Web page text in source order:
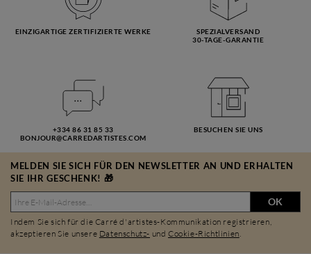
EINZIGARTIGE ZERTIFIZIERTE WERKE
SPEZIALVERSAND
30-TAGE-GARANTIE
+334 86 31 85 33
BONJOUR@CARREDARTISTES.COM
BESUCHEN SIE UNS
MELDEN SIE SICH FÜR DEN NEWSLETTER AN UND ERHALTEN
SIE IHR GESCHENK! 🎁
OK
Indem Sie sich für die Carré d'artistes-Kommunikation registrieren,
akzeptieren Sie unsere Datenschutz- undCookie-Richtlinien.